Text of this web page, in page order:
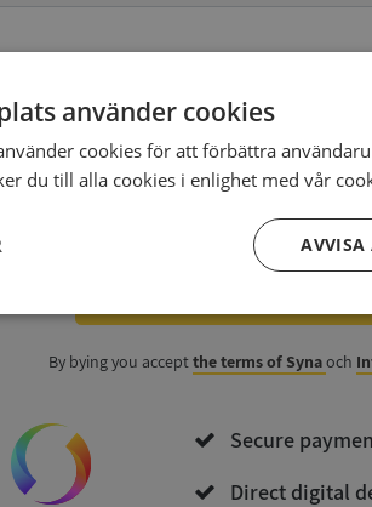
(optional)
By bying you acceptthe terms of Synaoch
Secure
Direct digital
använder cookies
cookies för att förbättra
du till alla cookies i enlighet med vår
AVVISA
Prestanda Inriktning